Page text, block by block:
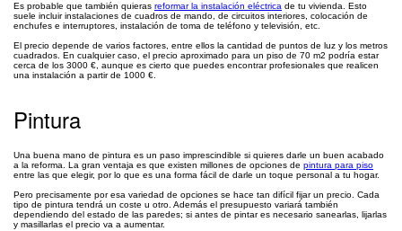
Es probable que también quieras reformar la instalación eléctrica de tu vivienda. Esto
suele incluir instalaciones de cuadros de mando, de circuitos interiores, colocación de
enchufes e interruptores, instalación de toma de teléfono y televisión, etc.
El precio depende de varios factores, entre ellos la cantidad de puntos de luz y los metros
cuadrados. En cualquier caso, el precio aproximado para un piso de 70 m2 podría estar
cerca de los 3000 €, aunque es cierto que puedes encontrar profesionales que realicen
una instalación a partir de 1000 €.
Pintura
Una buena mano de pintura es un paso imprescindible si quieres darle un buen acabado
a la reforma. La gran ventaja es que existen millones de opciones de pintura para piso
entre las que elegir, por lo que es una forma fácil de darle un toque personal a tu hogar.
Pero precisamente por esa variedad de opciones se hace tan difícil fijar un precio. Cada
tipo de pintura tendrá un coste u otro. Además el presupuesto variará también
dependiendo del estado de las paredes; si antes de pintar es necesario sanearlas, lijarlas
y masillarlas el precio va a aumentar.